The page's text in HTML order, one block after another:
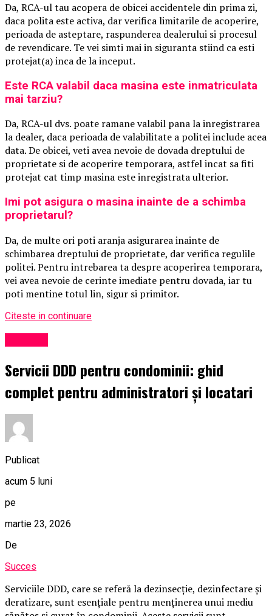
Da, RCA-ul tau acopera de obicei accidentele din prima zi,
daca polita este activa, dar verifica limitarile de acoperire,
perioada de asteptare, raspunderea dealerului si procesul
de revendicare. Te vei simti mai in siguranta stiind ca esti
protejat(a) inca de la inceput.
Este RCA valabil daca masina este inmatriculata
mai tarziu?
Da, RCA-ul dvs. poate ramane valabil pana la inregistrarea
la dealer, daca perioada de valabilitate a politei include acea
data. De obicei, veti avea nevoie de dovada dreptului de
proprietate si de acoperire temporara, astfel incat sa fiti
protejat cat timp masina este inregistrata ulterior.
Imi pot asigura o masina inainte de a schimba
proprietarul?
Da, de multe ori poti aranja asigurarea inainte de
schimbarea dreptului de proprietate, dar verifica regulile
politei. Pentru intrebarea ta despre acoperirea temporara,
vei avea nevoie de cerinte imediate pentru dovada, iar tu
poti mentine totul lin, sigur si primitor.
Citeste in continuare
Servicii DDD pentru condominii: ghid
complet pentru administratori și locatari
Publicat
acum 5 luni
pe
martie 23, 2026
De
Succes
Serviciile DDD, care se referă la dezinsecție, dezinfectare și
deratizare, sunt esențiale pentru menținerea unui mediu